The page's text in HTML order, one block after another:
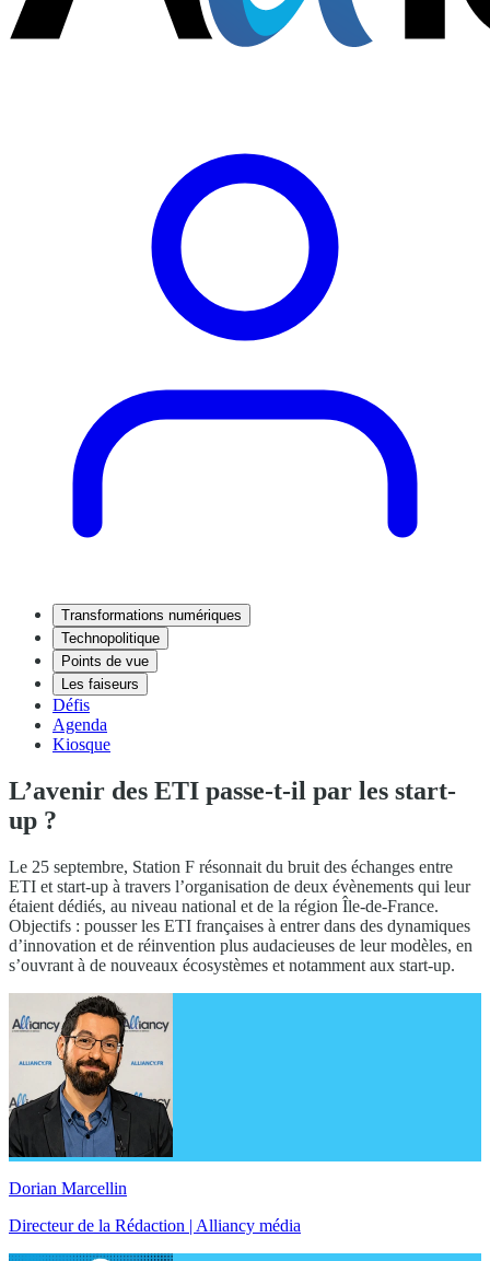
Transformations numériques
Technopolitique
Points de vue
Les faiseurs
Défis
Agenda
Kiosque
L’avenir des ETI passe-t-il par les start-
up ?
Le 25 septembre, Station F résonnait du bruit des échanges entre
ETI et start-up à travers l’organisation de deux évènements qui leur
étaient dédiés, au niveau national et de la région Île-de-France.
Objectifs : pousser les ETI françaises à entrer dans des dynamiques
d’innovation et de réinvention plus audacieuses de leur modèles, en
s’ouvrant à de nouveaux écosystèmes et notamment aux start-up.
Dorian Marcellin
Directeur de la Rédaction | Alliancy média